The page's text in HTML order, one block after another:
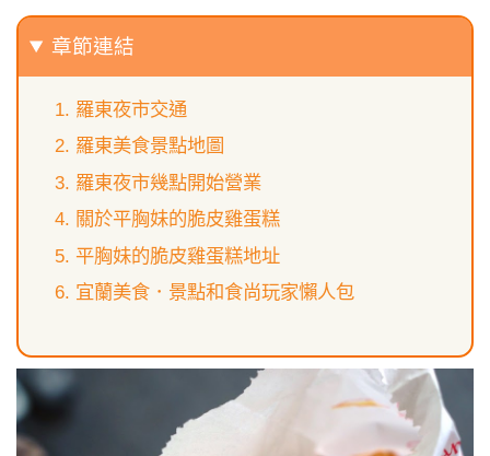
章節連結
羅東夜市交通
羅東美食景點地圖
羅東夜市幾點開始營業
關於平胸妹的脆皮雞蛋糕
平胸妹的脆皮雞蛋糕地址
宜蘭美食．景點和食尚玩家懶人包